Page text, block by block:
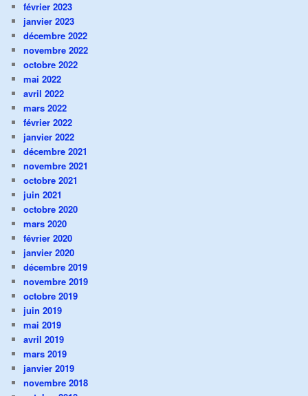
février 2023
janvier 2023
décembre 2022
novembre 2022
octobre 2022
mai 2022
avril 2022
mars 2022
février 2022
janvier 2022
décembre 2021
novembre 2021
octobre 2021
juin 2021
octobre 2020
mars 2020
février 2020
janvier 2020
décembre 2019
novembre 2019
octobre 2019
juin 2019
mai 2019
avril 2019
mars 2019
janvier 2019
novembre 2018